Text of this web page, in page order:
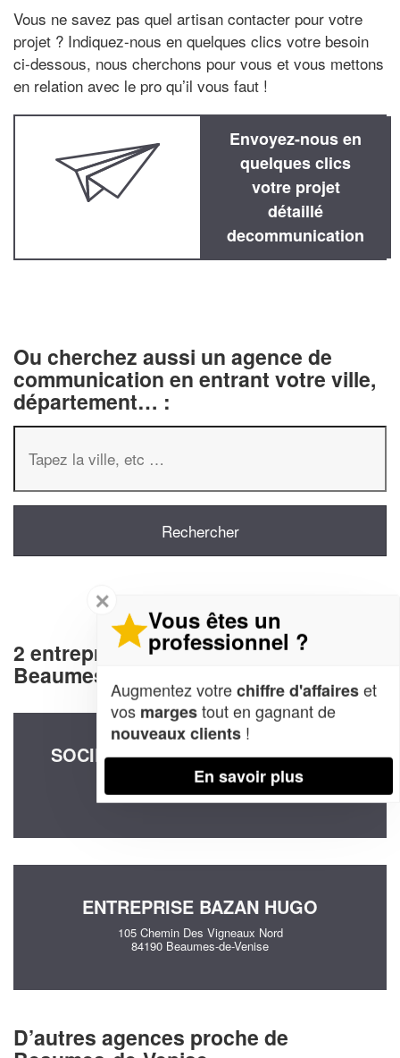
Vous ne savez pas quel artisan contacter pour votre
projet ? Indiquez-nous en quelques clics votre besoin
ci-dessous, nous cherchons pour vous et vous mettons
en relation avec le pro qu’il vous faut !
Envoyez-nous en
quelques clics
votre projet
détaillé
decommunication
Ou cherchez aussi un agence de
communication en entrant votre ville,
département… :
2 entreprises decommunication à
Beaumes-de-Venise (84190)
SOCIÉTÉ AYTON CONCEPT (SARL)
Les Cotes De St Veran
84190 Beaumes-de-Venise
ENTREPRISE BAZAN HUGO
105 Chemin Des Vigneaux Nord
84190 Beaumes-de-Venise
D’autres agences proche de
✕
Vous êtes un
professionnel ?
Augmentez votrechiffre d'affaireset
vos margestout en gagnant de
nouveaux clients !
En savoir plus